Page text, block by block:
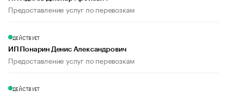
Предоставление услуг по перевозкам
ДЕЙСТВУЕТ
ИП Понарин Денис Александрович
Предоставление услуг по перевозкам
ДЕЙСТВУЕТ